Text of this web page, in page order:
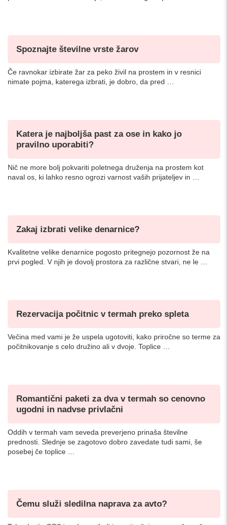
Spoznajte številne vrste žarov
Če ravnokar izbirate žar za peko živil na prostem in v resnici
nimate pojma, katerega izbrati, je dobro, da pred …
Katera je najboljša past za ose in kako jo
pravilno uporabiti?
Nič ne more bolj pokvariti poletnega druženja na prostem kot
naval os, ki lahko resno ogrozi varnost vaših prijateljev in …
Zakaj izbrati velike denarnice?
Kvalitetne velike denarnice pogosto pritegnejo pozornost že na
prvi pogled. V njih je dovolj prostora za različne stvari, ne le …
Rezervacija počitnic v termah preko spleta
Večina med vami je že uspela ugotoviti, kako priročne so terme za
počitnikovanje s celo družino ali v dvoje. Toplice …
Romantični paketi za dva v termah so cenovno
ugodni in nadvse privlačni
Oddih v termah vam seveda preverjeno prinaša številne
prednosti. Slednje se zagotovo dobro zavedate tudi sami, še
posebej če toplice …
Čemu služi sledilna naprava za avto?